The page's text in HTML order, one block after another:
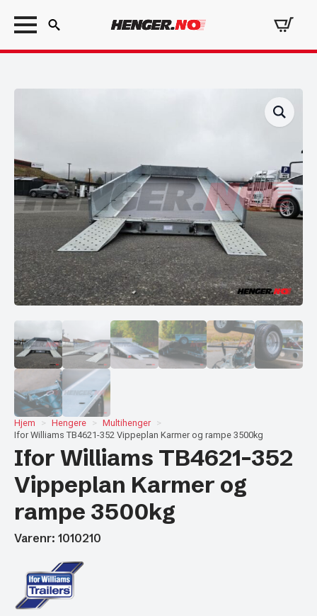
Search
Hjem Hengere
Multihenger
Ifor Williams TB4621-352 Vippeplan Karmer og rampe 3500kg
Ifor Williams TB4621-352
Vippeplan Karmer og
rampe 3500kg
Varenr: 1010210